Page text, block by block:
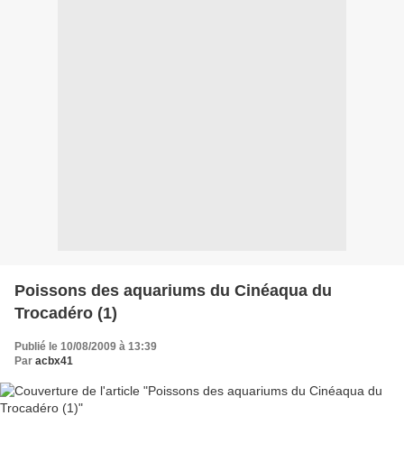
Poissons des aquariums du Cinéaqua du
Trocadéro (1)
Publié le 10/08/2009 à 13:39
Par acbx41